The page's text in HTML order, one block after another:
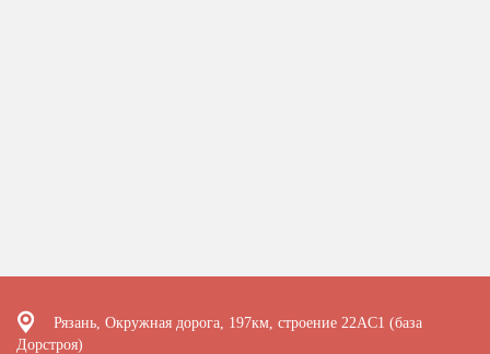
Рязань, Окружная дорога, 197км, строение 22АC1 (база
Дорстроя)